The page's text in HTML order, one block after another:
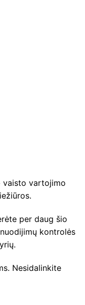
vaisto vartojimo
per daug šio
kontrolės
Nesidalinkite